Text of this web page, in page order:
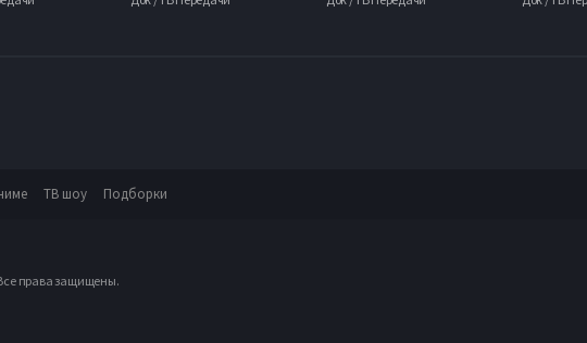
ТВ шоу Подборки
права защищены.